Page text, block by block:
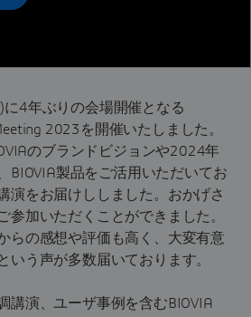
4年ぶりの会場開催となる
2023を開催いたしました。
のブランドビジョンや2024年
BIOVIA製品をご活用いただいてお
演をお届けししました。おかげさ
参加いただくことができました。
らの感想や評価も高く、大変有意
いう声が多数届いております。
講演、ユーザ事例を含むBIOVIA